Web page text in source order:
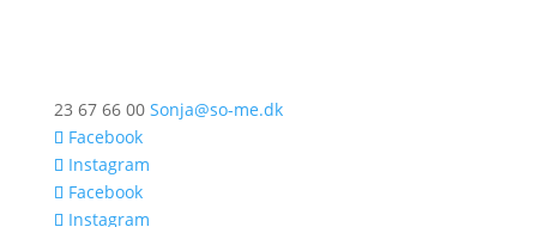
23 67 66 00 Sonja@so-me.dk
Facebook
Instagram
Facebook
Instagram